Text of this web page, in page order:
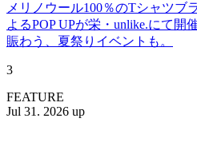
メリノウール100％のTシャツブ
よるPOP UPが栄・unlike.にて開
賑わう、夏祭りイベントも。
3
FEATURE
Jul 31. 2026 up